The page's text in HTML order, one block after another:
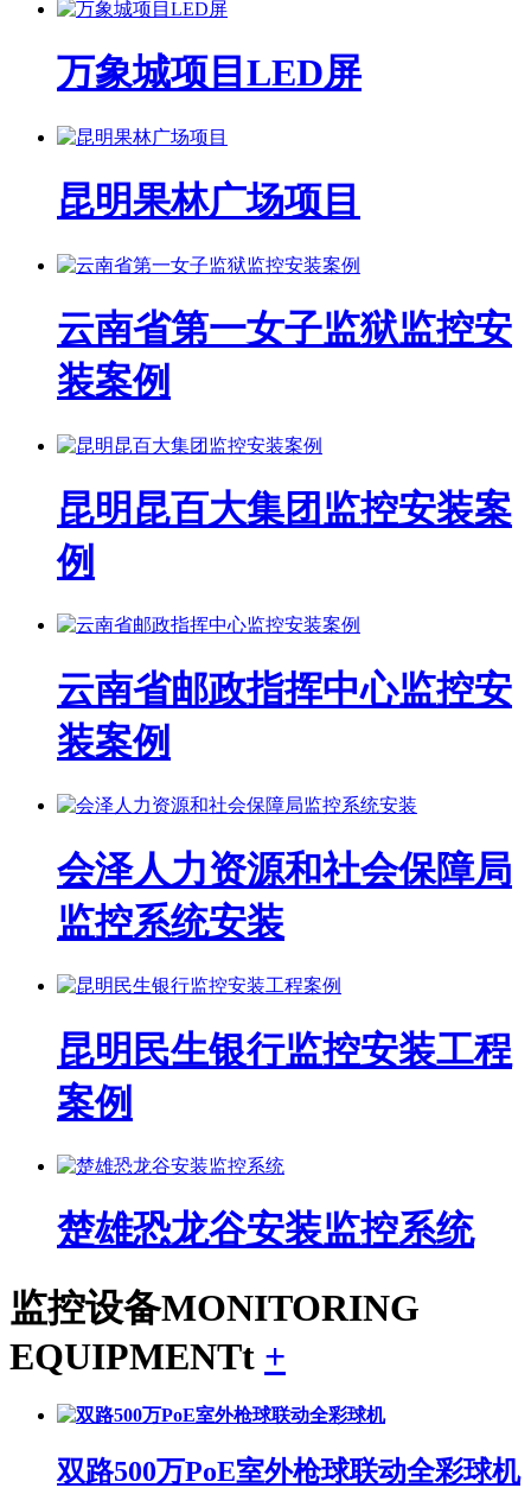
万象城项目LED屏
昆明果林广场项目
云南省第一女子监狱监控安
装案例
昆明昆百大集团监控安装案
例
云南省邮政指挥中心监控安
装案例
会泽人力资源和社会保障局
监控系统安装
昆明民生银行监控安装工程
案例
楚雄恐龙谷安装监控系统
监控设备MONITORING
EQUIPMENTt +
双路500万PoE室外枪球联动全彩球机